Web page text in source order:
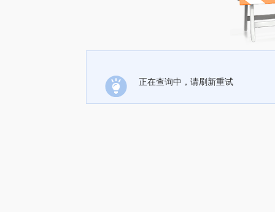
正在查询中，请刷新重试